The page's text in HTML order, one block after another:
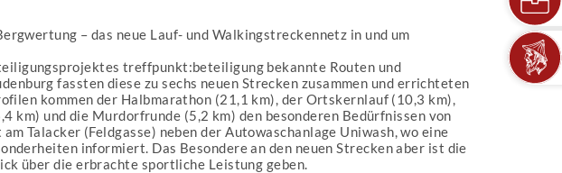
– das neue Lauf- und Walkingstreckennetz in und um
treffpunkt:beteiligung bekannte Routen und
fassten diese zu sechs neuen Strecken zusammen und errichteten
kommen der Halbmarathon (21,1 km), der Ortskernlauf (10,3 km),
km) und die Murdorfrunde (5,2 km) den besonderen Bedürfnissen von
Talacker (Feldgasse) neben der Autowaschanlage Uniwash, wo eine
informiert. Das Besondere an den neuen Strecken aber ist die
über die erbrachte sportliche Leistung geben.